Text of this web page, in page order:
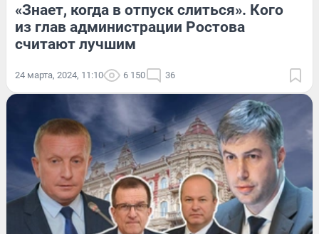
«Знает, когда в отпуск слиться». Кого
из глав администрации Ростова
считают лучшим
24 марта, 2024, 11:10 6 150 36